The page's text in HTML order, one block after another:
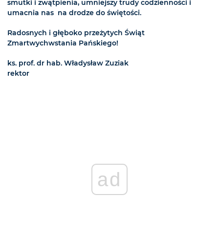
smutki i zwątpienia, umniejszy trudy codzienności i
umacnia nas na drodze do świętości.
Radosnych i głęboko przeżytych Świąt
Zmartwychwstania Pańskiego!
ks. prof. dr hab. Władysław Zuziak
rektor
ad